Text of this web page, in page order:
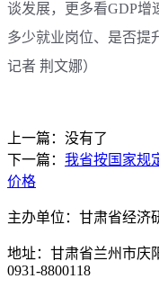
谈发展，更多看GDP增
多少就业岗位、是否提
记者 荆文娜）
上一篇：没有了
下一篇： 我省按国家规
价格
主办单位：甘肃省经济
地址：甘肃省兰州市庆
0931-8800118